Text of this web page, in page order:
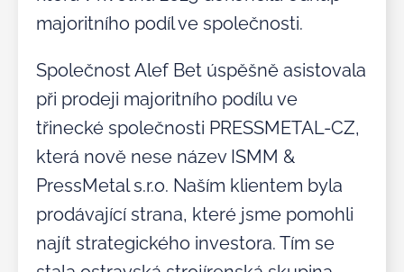
majoritního podíl ve společnosti.
Společnost Alef Bet úspěšně asistovala
při prodeji majoritního podílu ve
třinecké společnosti PRESSMETAL-CZ,
která nově nese název ISMM &
PressMetal s.r.o. Naším klientem byla
prodávající strana, které jsme pomohli
najít strategického investora. Tím se